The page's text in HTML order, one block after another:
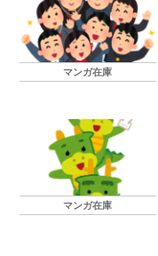
マンガ在庫
マンガ在庫